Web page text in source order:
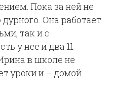
Пока за ней не
Она работает
так и с
у нее и два 11
в школе не
уроки и – домой.